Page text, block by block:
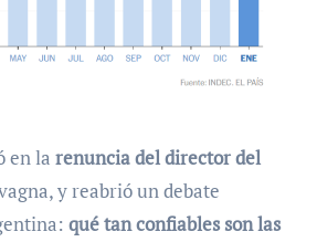
en la renuncia del director del
y reabrió un debate
qué tan confiables son las